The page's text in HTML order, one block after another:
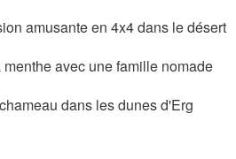
amusante en 4x4 dans le désert
avec une famille nomade
dans les dunes d'Erg